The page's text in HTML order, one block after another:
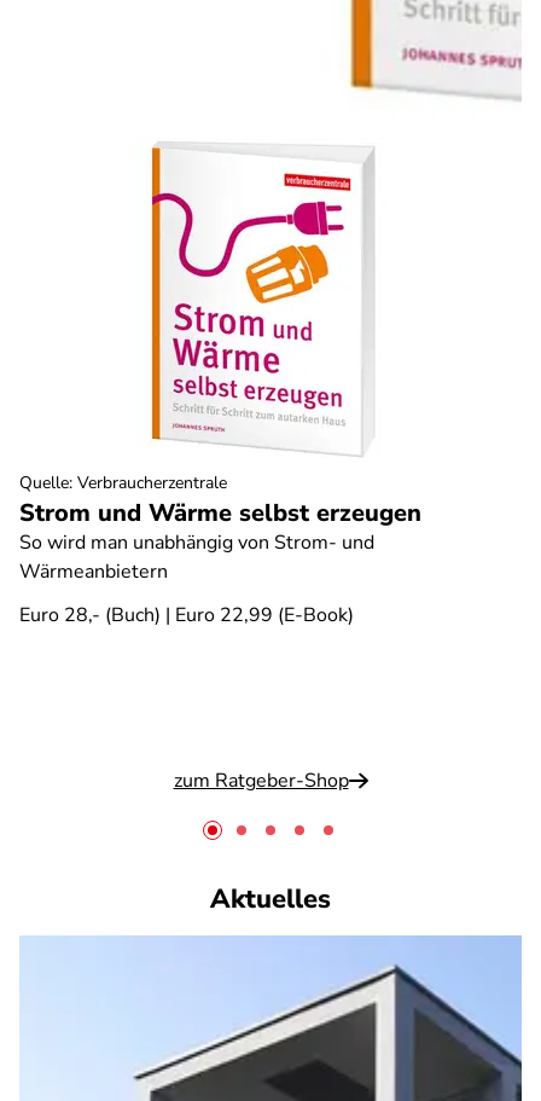
Strom und Wärme selbst erzeugen
So wird man unabhängig von Strom- und
Wärmeanbietern
Euro 28,- (Buch) | Euro 22,99 (E-Book)
zum Ratgeber-Shop
Quelle: Verbraucherzentrale
Aktuelles